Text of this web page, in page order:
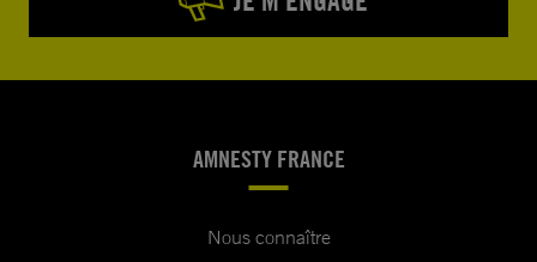
AMNESTY FRANCE
Nous connaître